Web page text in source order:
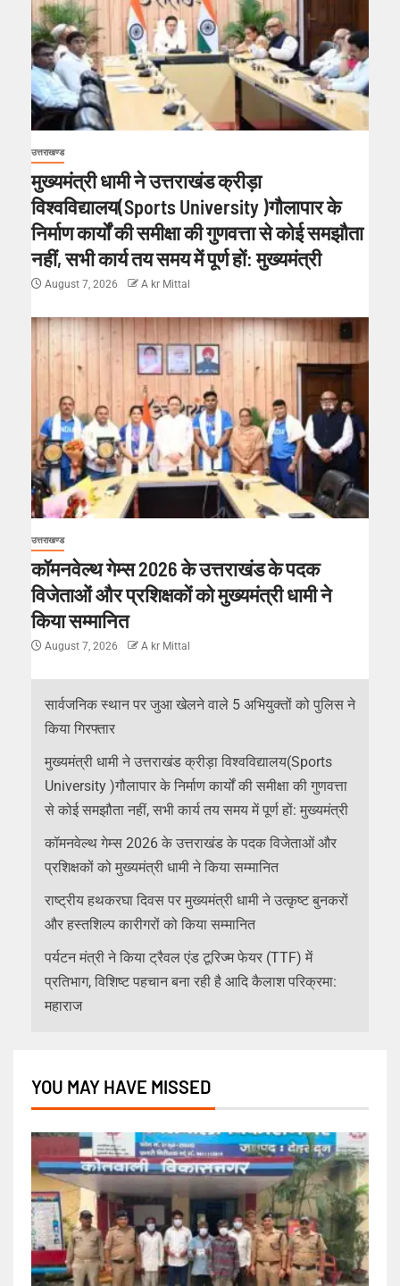
उत्तराखण्ड
मुख्यमंत्री धामी ने उत्तराखंड क्रीड़ा
विश्वविद्यालय(Sports University )गौलापार के
निर्माण कार्यों की समीक्षा की गुणवत्ता से कोई समझौता
नहीं, सभी कार्य तय समय में पूर्ण हों: मुख्यमंत्री
August 7, 2026 A kr Mittal
उत्तराखण्ड
कॉमनवेल्थ गेम्स 2026 के उत्तराखंड के पदक
विजेताओं और प्रशिक्षकों को मुख्यमंत्री धामी ने
किया सम्मानित
August 7, 2026 A kr Mittal
सार्वजनिक स्थान पर जुआ खेलने वाले 5 अभियुक्तों को पुलिस ने
किया गिरफ्तार
मुख्यमंत्री धामी ने उत्तराखंड क्रीड़ा विश्वविद्यालय(Sports
University )गौलापार के निर्माण कार्यों की समीक्षा की गुणवत्ता
से कोई समझौता नहीं, सभी कार्य तय समय में पूर्ण हों: मुख्यमंत्री
कॉमनवेल्थ गेम्स 2026 के उत्तराखंड के पदक विजेताओं और
प्रशिक्षकों को मुख्यमंत्री धामी ने किया सम्मानित
राष्ट्रीय हथकरघा दिवस पर मुख्यमंत्री धामी ने उत्कृष्ट बुनकरों
और हस्तशिल्प कारीगरों को किया सम्मानित
पर्यटन मंत्री ने किया ट्रैवल एंड टूरिज्म फेयर (TTF) में
प्रतिभाग, विशिष्ट पहचान बना रही है आदि कैलाश परिक्रमा:
महाराज
YOU MAY HAVE MISSED